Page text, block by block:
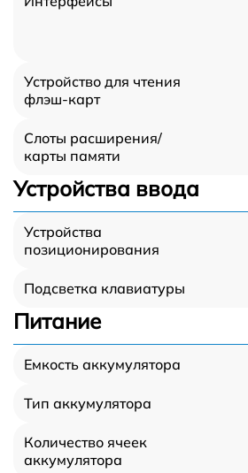
Устройство для чтения
флэш-карт
Слоты расширения/
карты памяти
Устройства ввода
Устройства
позиционирования
Подсветка клавиатуры
Питание
Емкость аккумулятора
Тип аккумулятора
Количество ячеек
аккумулятора